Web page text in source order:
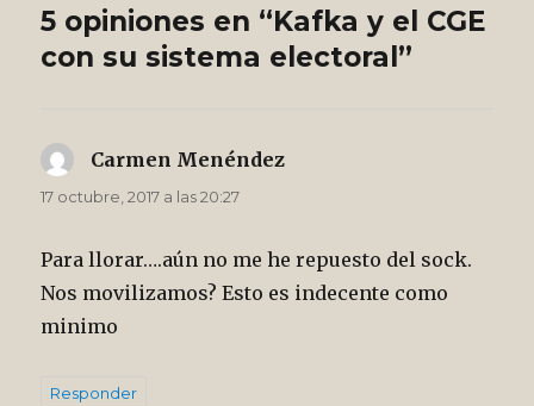
5 opiniones en “Kafka y el CGE
con su sistema electoral”
Carmen Menéndez
17 octubre, 2017 a las 20:27
Para llorar….aún no me he repuesto del sock.
Nos movilizamos? Esto es indecente como
minimo
Responder